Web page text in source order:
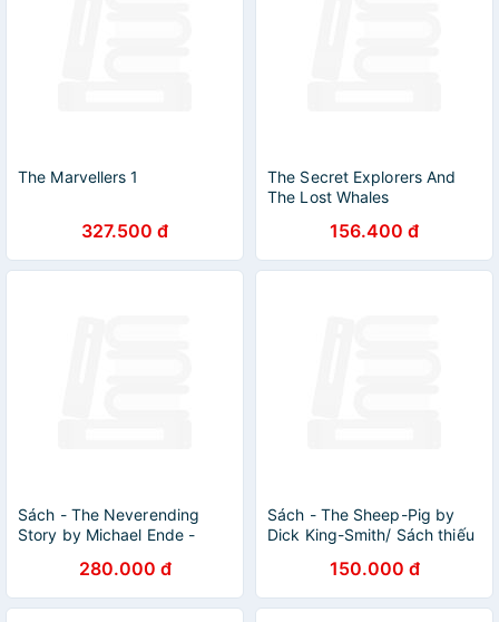
The Marvellers 1
327.500 đ
The Secret Explorers And
The Lost Whales
156.400 đ
Sách - The Neverending
Story by Michael Ende -
Anh/Children's Books in
English
280.000 đ
Sách - The Sheep-Pig by
Dick King-Smith/ Sách thiếu
Books/ English150.000 đ